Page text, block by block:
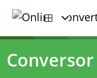
Conversor